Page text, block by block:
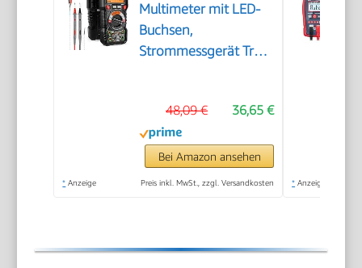
Multimeter mit LED-
Buchsen,
Strommessgerät True
Spannung,Kapazität,
Temperatur,
Widerstand für
Elektriker
36,65 €
48,09 €
Bei Amazon ansehen
* Anzeige Preis inkl. MwSt., zzgl. Versandkosten * Anzeige